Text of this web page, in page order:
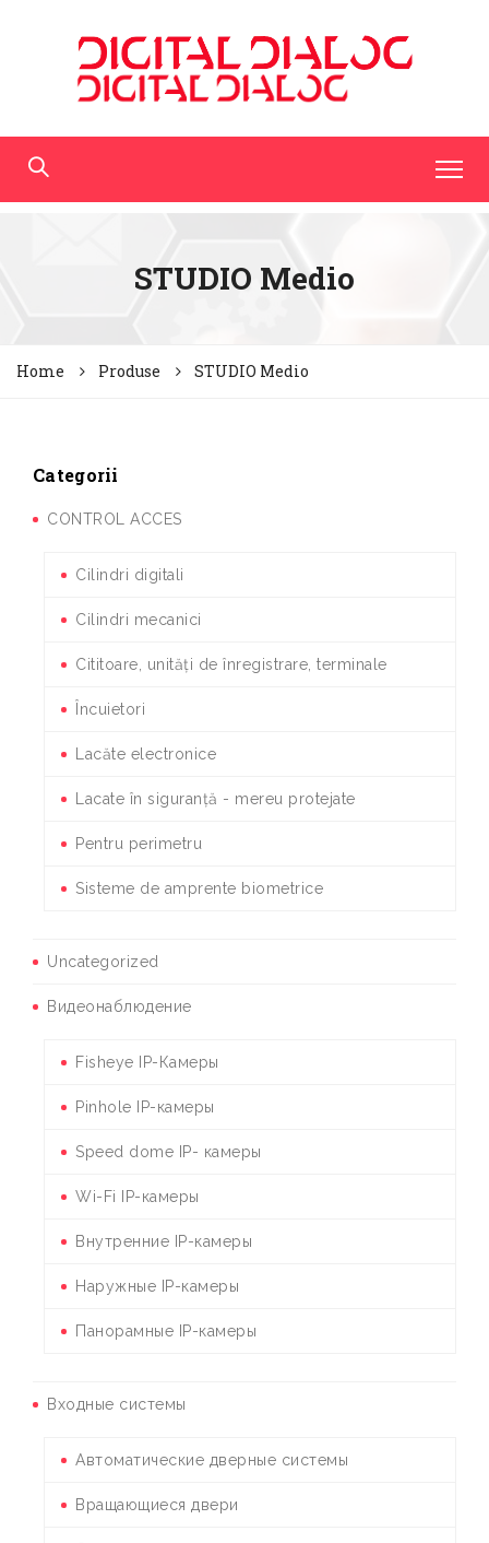
STUDIO Medio
Home Produse STUDIO Medio
Categorii
CONTROL ACCES
Cilindri digitali
Cilindri mecanici
Cititoare, unități de înregistrare, terminale
Încuietori
Lacăte electronice
Lacate în siguranță - mereu protejate
Pentru perimetru
Sisteme de amprente biometrice
Uncategorized
Видеонаблюдение
Fisheye IP-Камеры
Pinhole IP-камеры
Speed dome IP- камеры
Wi-Fi IP-камеры
Внутренние IP-камеры
Наружные IP-камеры
Панорамные IP-камеры
Входные системы
Автоматические дверные системы
Вращающиеся двери